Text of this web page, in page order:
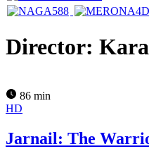
Director:
86 min
HD
Jarnail: The